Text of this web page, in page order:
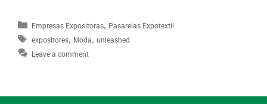
Empresas Expositoras, Pasarelas Expotextil
expositores, Moda, unleashed
Leave a comment